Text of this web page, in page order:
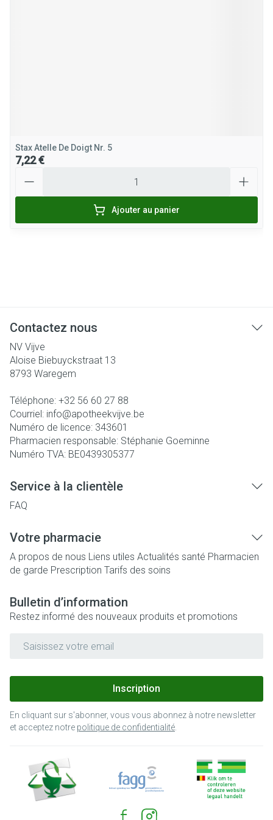
Stax Atelle De Doigt Nr. 5
7,22 €
Ajouter au panier
Contactez nous
NV Vijve
Aloise Biebuyckstraat 13
8793 Waregem
Téléphone: +32 56 60 27 88
Courriel: info@apotheekvijve.be
Numéro de licence: 343601
Pharmacien responsable: Stéphanie Goeminne
Numéro TVA: BE0439305377
Service à la clientèle
FAQ
Votre pharmacie
A propos de nous Liens utiles Actualités santé Pharmacien
de garde Prescription Tarifs des soins
Bulletin d’information
Restez informé des nouveaux produits et promotions
Inscription
En cliquant sur s'abonner, vous vous abonnez à notre newsletter
et acceptez notre politique de confidentialité